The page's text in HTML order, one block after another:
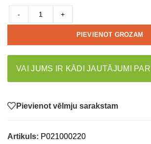
- +
PIEVIENOT GROZAM
VAI JUMS IR KĀDI JAUTĀJUMI
Pievienot vēlmju sarakstam
Artikuls: P021000220